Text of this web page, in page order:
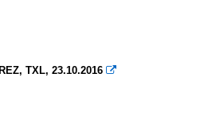
TXL, 23.10.2016 